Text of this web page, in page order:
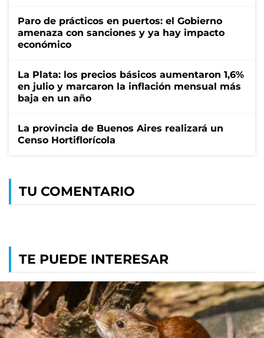
Paro de prácticos en puertos: el Gobierno
amenaza con sanciones y ya hay impacto
económico
La Plata: los precios básicos aumentaron 1,6%
en julio y marcaron la inflación mensual más
baja en un año
La provincia de Buenos Aires realizará un
Censo Hortiflorícola
TU COMENTARIO
TE PUEDE INTERESAR